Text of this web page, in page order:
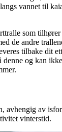
vannet til
som
de andre
tilbake dit
og kan ikke
avhengig av
vinterstid.